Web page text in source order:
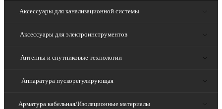
Аксессуары для канализационной системы
Аксессуары для электроинструментов
Антенны и спутниковые технологии
Аппаратура пускорегулирующая
Арматура кабельная/Изоляционные материалы